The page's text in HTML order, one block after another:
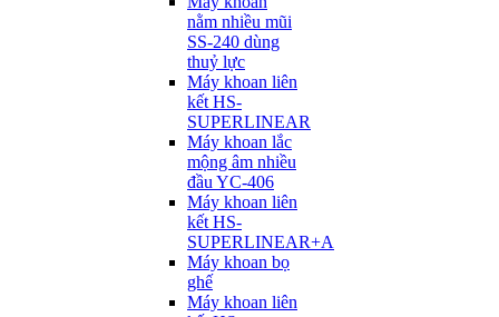
nằm nhiều mũi
SS-240 dùng
thuỷ lực
Máy khoan liên
kết HS-
SUPERLINEAR
Máy khoan lắc
mộng âm nhiều
đầu YC-406
Máy khoan liên
kết HS-
SUPERLINEAR+A
Máy khoan bọ
ghế
Máy khoan liên